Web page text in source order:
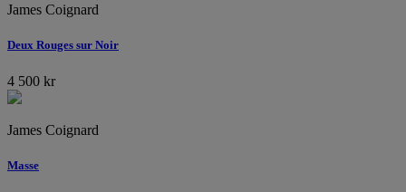
James Coignard
Deux Rouges sur Noir
4 500 kr
James Coignard
Masse